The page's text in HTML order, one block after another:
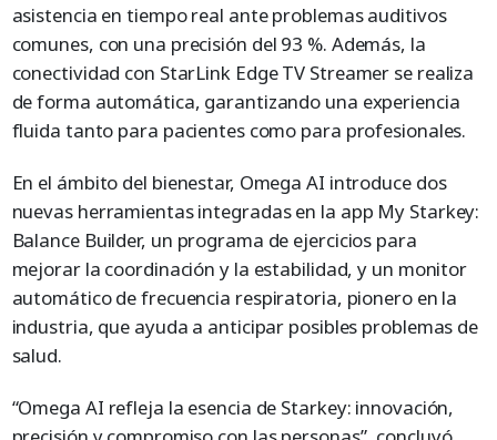
asistencia en tiempo real ante problemas auditivos
comunes, con una precisión del 93 %. Además, la
conectividad con StarLink Edge TV Streamer se realiza
de forma automática, garantizando una experiencia
fluida tanto para pacientes como para profesionales.
En el ámbito del bienestar, Omega AI introduce dos
nuevas herramientas integradas en la app My Starkey:
Balance Builder, un programa de ejercicios para
mejorar la coordinación y la estabilidad, y un monitor
automático de frecuencia respiratoria, pionero en la
industria, que ayuda a anticipar posibles problemas de
salud.
“Omega AI refleja la esencia de Starkey: innovación,